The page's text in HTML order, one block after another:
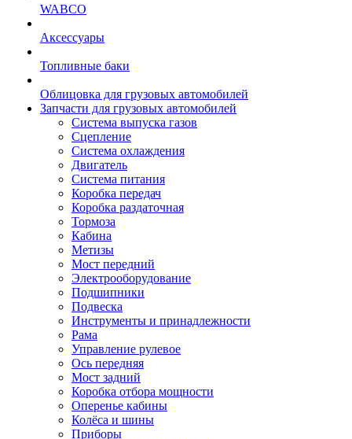
WABCO
Аксессуары
Топливные баки
Облицовка для грузовых автомобилей
Запчасти для грузовых автомобилей
Система выпуска газов
Сцепление
Система охлаждения
Двигатель
Система питания
Коробка передач
Коробка раздаточная
Тормоза
Кабина
Метизы
Мост передний
Электрооборудование
Подшипники
Подвеска
Инструменты и принадлежности
Рама
Управление рулевое
Ось передняя
Мост задний
Коробка отбора мощности
Оперенье кабины
Колёса и шины
Приборы